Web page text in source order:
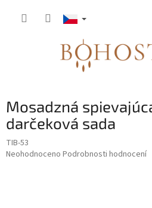
Mosadzná
darčeková sada
TIB-53
Průměrné
Neohodnoceno Podrobnosti hodnocení